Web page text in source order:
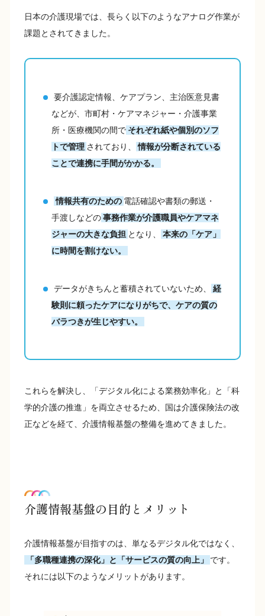
日本の介護現場では、長らく以下のようなアナログ作業が
課題とされてきました。
要介護認定情報、ケアプラン、主治医意見書
などが、市町村・ケアマネジャー・介護事業
所・医療機関の間で それぞれ紙や個別のソフ
トで管理 されており、
情報が分断されている
ことで連携に手間がかかる。
情報共有のための 電話確認や書類の郵送・
手渡しなどの事務作業が介護職員やケアマネ
ジャーの大きな負担 となり、
本来の「ケア」
に時間を割けない。
データがきちんと蓄積されていないため、
経
験則に頼ったケアになりがちで、ケアの質の
バラつきが生じやすい。
これらを解決し、「デジタル化による業務効率化」と「科
学的介護の推進」を両立させるため、国は介護保険法の改
正などを経て、介護情報基盤の整備を進めてきました。
介護情報基盤の目的とメリット
介護情報基盤が目指すのは、単なるデジタル化ではなく、
「多職種連携の深化」と「サービスの質の向上」
です。
それには以下のようなメリットがあります。